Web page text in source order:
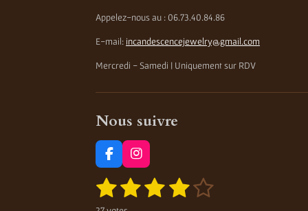
Appelez-nous au : 06.73.40.84.86
E-mail: incandescencejewelry@gmail.com
Mercredi - Samedi | Uniquement sur RDV
Nous suivre
F
a
c
e
b
I
n
s
t
É
1
2
3
4
5